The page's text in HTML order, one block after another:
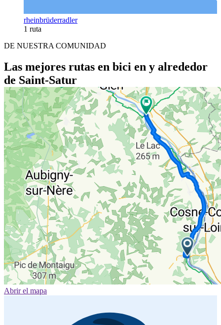
rheinbrüderradler
1 ruta
DE NUESTRA COMUNIDAD
Las mejores rutas en bici en y alrededor
de Saint-Satur
Abrir el mapa